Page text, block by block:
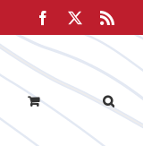
Facebook